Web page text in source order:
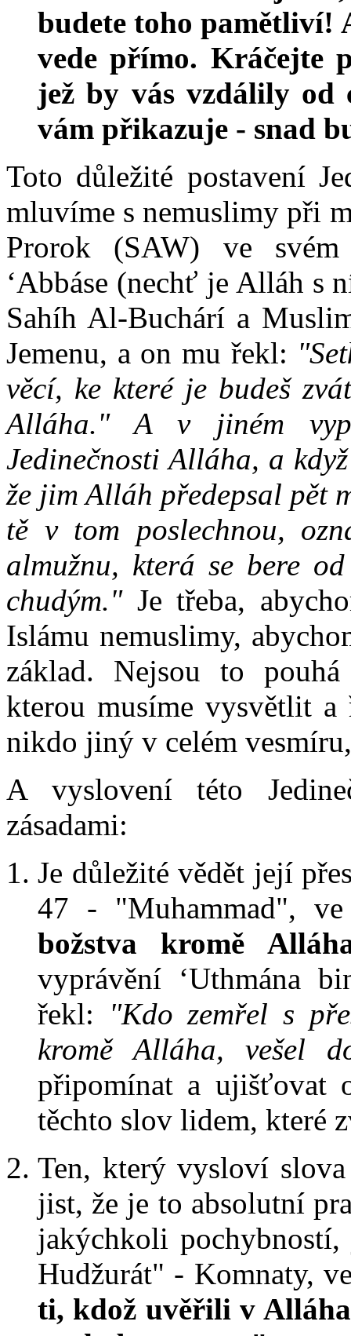
budete toho pamětliví!
vede přímo. Kráčejte
jež by vás vzdálily od
vám přikazuje - snad
Toto důležité postavení
mluvíme s nemuslimy při
Prorok (SAW) ve
‘Abbáse (nechť je Alláh s
Sahíh Al-Buchárí a
Jemenu, a on mu řekl:
věcí, ke které je budeš
Alláha." A v jiném
Jedinečnosti Alláha, a
že jim Alláh předepsal pět
tě v tom poslechnou,
almužnu, která se bere
chudým." Je třeba,
Islámu nemuslimy,
základ. Nejsou to
kterou musíme vysvětlit
nikdo jiný v celém
A vyslovení této
zásadami:
Je důležité vědět její
47 - "Muhammad",
božstva kromě
vyprávění ‘Uthmána
řekl:
"Kdo zemřel s
kromě Alláha, vešel
připomínat a ujišťovat
těchto slov lidem, které
Ten, který vysloví
jist, že je to absolutní
jakýchkoli
Hudžurát" - Komnaty,
ti, kdož uvěřili v